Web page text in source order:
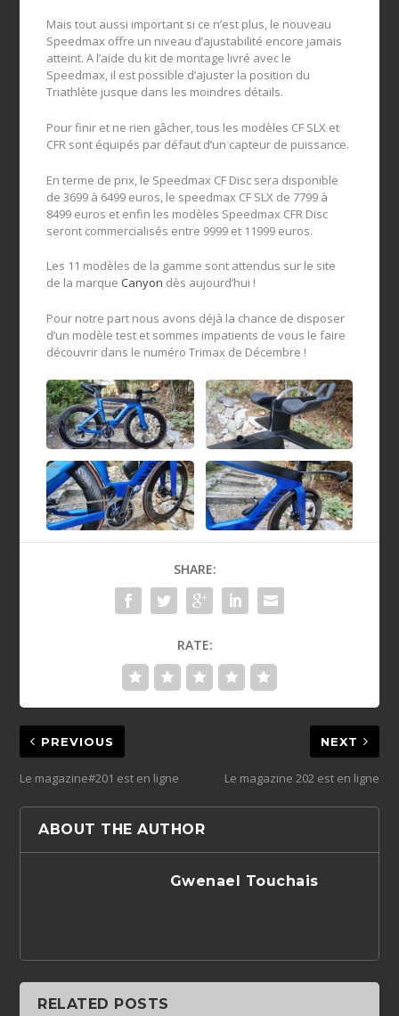
Mais tout aussi important si ce n’est plus, le nouveau
Speedmax offre un niveau d’ajustabilité encore jamais
atteint. A l’aide du kit de montage livré avec le
Speedmax, il est possible d’ajuster la position du
Triathlète jusque dans les moindres détails.
Pour finir et ne rien gâcher, tous les modèles CF SLX et
CFR sont équipés par défaut d’un capteur de puissance.
En terme de prix, le Speedmax CF Disc sera disponible
de 3699 à 6499 euros, le speedmax CF SLX de 7799 à
8499 euros et enfin les modèles Speedmax CFR Disc
seront commercialisés entre 9999 et 11999 euros.
Les 11 modèles de la gamme sont attendus sur le site
de la marque Canyon dès aujourd’hui !
Pour notre part nous avons déjà la chance de disposer
d’un modèle test et sommes impatients de vous le faire
découvrir dans le numéro Trimax de Décembre !
SHARE:
RATE:
PREVIOUS
Le magazine#201 est en ligne
NEXT
Le magazine 202 est en ligne
ABOUT THE AUTHOR
Gwenael Touchais
RELATED POSTS